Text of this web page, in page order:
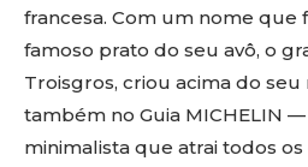
francesa. Com um nome que
famoso prato do seu avô, o
Troisgros, criou acima do
também no Guia MICHELIN
minimalista que atrai todos